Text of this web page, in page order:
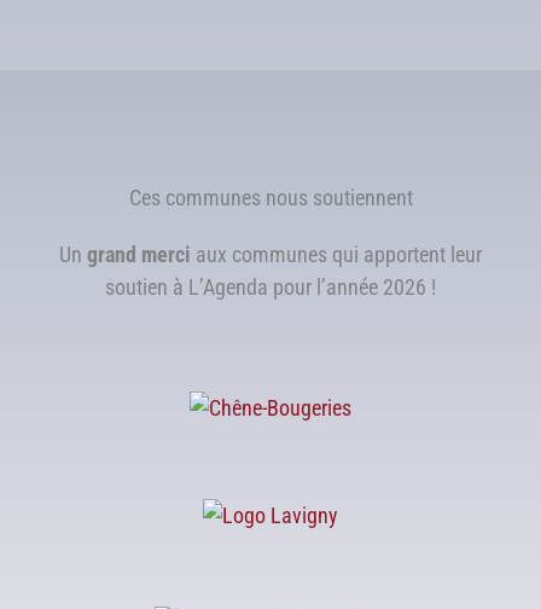
Ces communes nous soutiennent
Un grand merci aux communes qui apportent leur
soutien à L’Agenda pour l’année 2026 !